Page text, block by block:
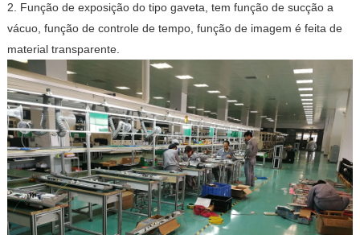
2. Função de exposição do tipo gaveta, tem função de sucção a
vácuo, função de controle de tempo, função de imagem é feita de
material transparente.